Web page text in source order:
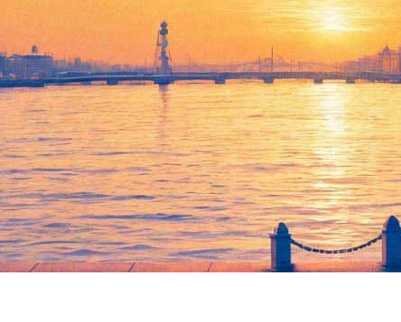
четыре участника легендарной группы 70-х годов –
в парке развлечений Грёна Лунд – выбрал Бьорн
именно на греческом острове. "Mamma Mia!
Бенни Андерссон, Агнета Фельтског и Анни-Фрид
по случаю премьеры мюзикла "Mamma Mia!".